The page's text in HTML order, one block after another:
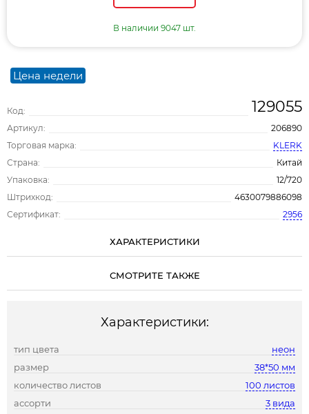
Цена недели
Код: 129055
Артикул:
206890
Торговая марка:
KLERK
Страна:
Китай
Упаковка:
12/720
Штрихкод:
4630079886098
Сертификат:
2956
В наличии 9047 шт.
ХАРАКТЕРИСТИКИ
СМОТРИТЕ ТАКЖЕ
Характеристики:
тип цвета
неон
размер
38*50 мм
количество листов
100 листов
ассорти
3 вида